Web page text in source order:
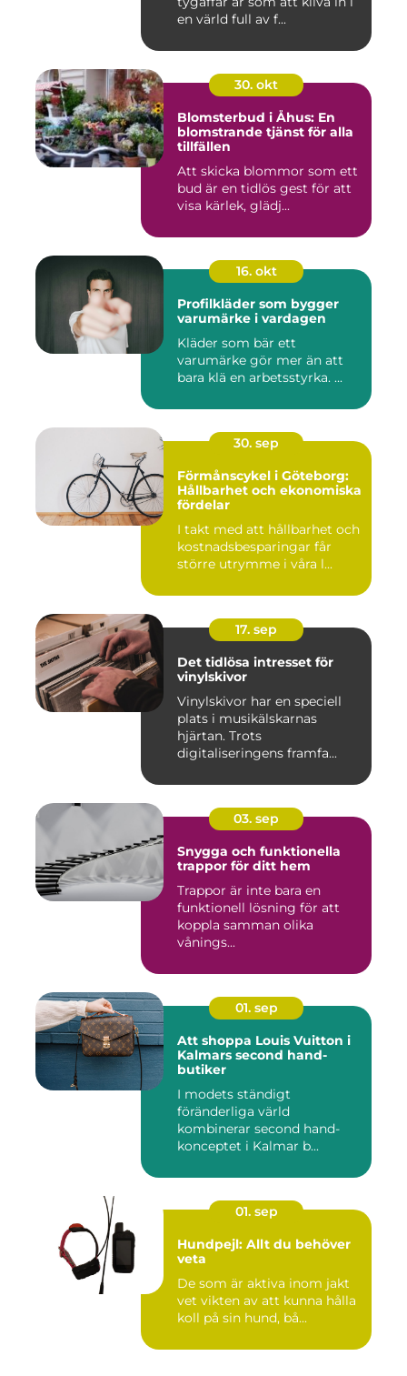
en värld full av f...
30. okt
Blomsterbud i Åhus: En
blomstrande tjänst för alla
tillfällen
Att skicka blommor som ett
bud är en tidlös gest för att
visa kärlek, glädj...
16. okt
Profilkläder som bygger
varumärke i vardagen
Kläder som bär ett
varumärke gör mer än att
bara klä en arbetsstyrka. ...
30. sep
Förmånscykel i Göteborg:
Hållbarhet och ekonomiska
fördelar
I takt med att hållbarhet och
kostnadsbesparingar får
större utrymme i våra l...
17. sep
Det tidlösa intresset för
vinylskivor
Vinylskivor har en speciell
plats i musikälskarnas
hjärtan. Trots
digitaliseringens framfa...
03. sep
Snygga och funktionella
trappor för ditt hem
Trappor är inte bara en
funktionell lösning för att
koppla samman olika
vånings...
01. sep
Att shoppa Louis Vuitton i
Kalmars second hand-
butiker
I modets ständigt
föränderliga värld
kombinerar second hand-
konceptet i Kalmar b...
01. sep
Hundpejl: Allt du behöver
veta
De som är aktiva inom jakt
vet vikten av att kunna hålla
koll på sin hund, bå...